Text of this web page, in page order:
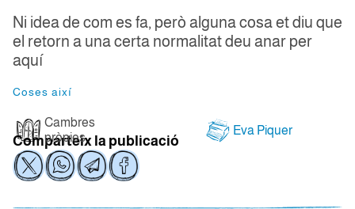
Ni idea de com es fa, però alguna cosa et diu que
el retorn a una certa normalitat deu anar per
aquí
Coses així
Cambres
pròpies
Eva Piquer
Comparteix la publicació